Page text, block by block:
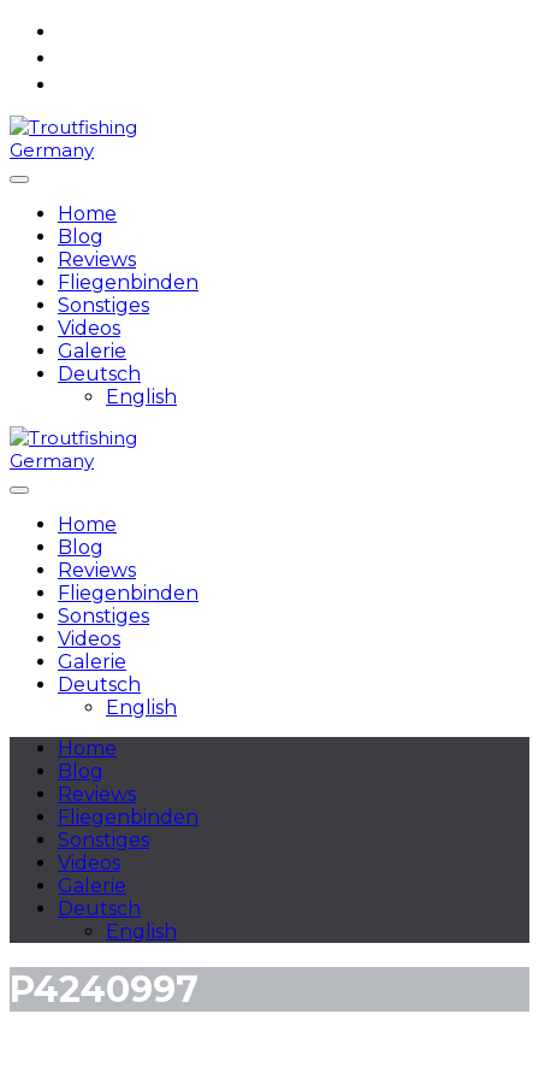
Skip
Home
Blog
Reviews
Fliegenbinden
Sonstiges
Videos
Galerie
Deutsch
English
Home
Blog
Reviews
Fliegenbinden
Sonstiges
Videos
Galerie
Deutsch
English
Home
Blog
Reviews
Fliegenbinden
Sonstiges
Videos
Galerie
Deutsch
English
P4240997